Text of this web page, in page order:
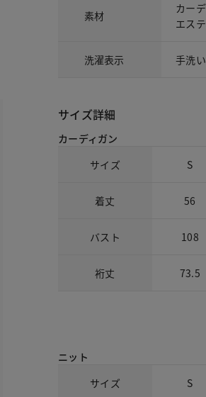
素材
カー
エス
洗濯表示 手洗
サイズ詳細
カーディガン
サイズ
S
着丈 56
バスト 108
裄丈 73.5
ニット
サイズ
S